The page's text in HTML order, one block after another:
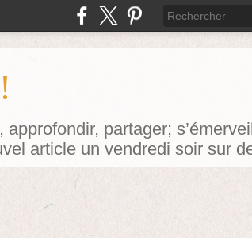
partager;
article un vendredi soir sur